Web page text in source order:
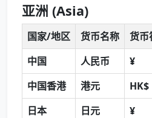
亚洲 (Asia)
国家/地区 货币名称 货币
中国
人民币 ¥
中国香港
港元 HK$
日本
日元 ¥